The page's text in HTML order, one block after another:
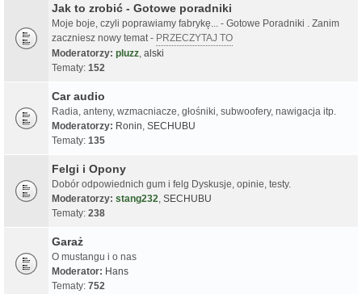
Jak to zrobić - Gotowe poradniki
Moje boje, czyli poprawiamy fabrykę... - Gotowe Poradniki . Zanim
zaczniesz nowy temat - PRZECZYTAJ TO
Moderatorzy: pluzz, alski
Tematy: 152
Car audio
Radia, anteny, wzmacniacze, głośniki, subwoofery, nawigacja itp.
Moderatorzy: Ronin, SECHUBU
Tematy: 135
Felgi i Opony
Dobór odpowiednich gum i felg Dyskusje, opinie, testy.
Moderatorzy: stang232, SECHUBU
Tematy: 238
Garaż
O mustangu i o nas
Moderator: Hans
Tematy: 752